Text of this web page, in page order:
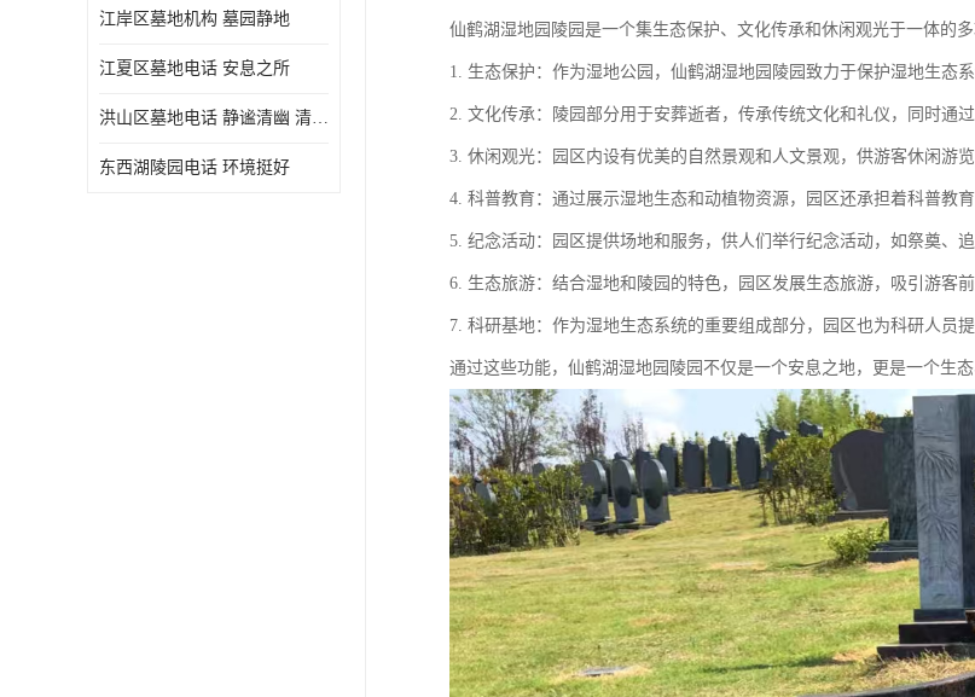
江岸区墓地机构 墓园静地
江夏区墓地电话 安息之所
洪山区墓地电话 静谧清幽 清净雅致
东西湖陵园电话 环境挺好
仙鹤湖湿地园陵园是一个集生态保护、文化传承和休闲观光于一体的
1. 生态保护：作为湿地公园，仙鹤湖湿地园陵园致力于保护湿地生态
2. 文化传承：陵园部分用于安葬逝者，传承传统文化和礼仪，同时通
3. 休闲观光：园区内设有优美的自然景观和人文景观，供游客休闲游
4. 科普教育：通过展示湿地生态和动植物资源，园区还承担着科普教
5. 纪念活动：园区提供场地和服务，供人们举行纪念活动，如祭奠、
6. 生态旅游：结合湿地和陵园的特色，园区发展生态旅游，吸引游客
7. 科研基地：作为湿地生态系统的重要组成部分，园区也为科研人员
通过这些功能，仙鹤湖湿地园陵园不仅是一个安息之地，更是一个生